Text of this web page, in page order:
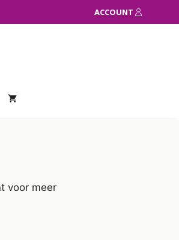
ACCOUNT
voor meer